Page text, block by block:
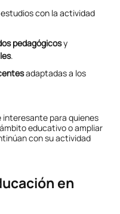
con la actividad
pedagógicosy
.
adaptadas a los
para quienes
educativo o ampliar
con su actividad
en